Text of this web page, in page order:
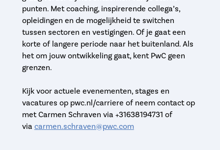
punten. Met coaching, inspirerende collega’s,
opleidingen en de mogelijkheid te switchen
tussen sectoren en vestigingen. Of je gaat een
korte of langere periode naar het buitenland. Als
het om jouw ontwikkeling gaat, kent PwC geen
grenzen.
Kijk voor actuele evenementen, stages en
vacatures op pwc.nl/carriere of neem contact op
met Carmen Schraven via +31638194731 of
via carmen.schraven@pwc.com